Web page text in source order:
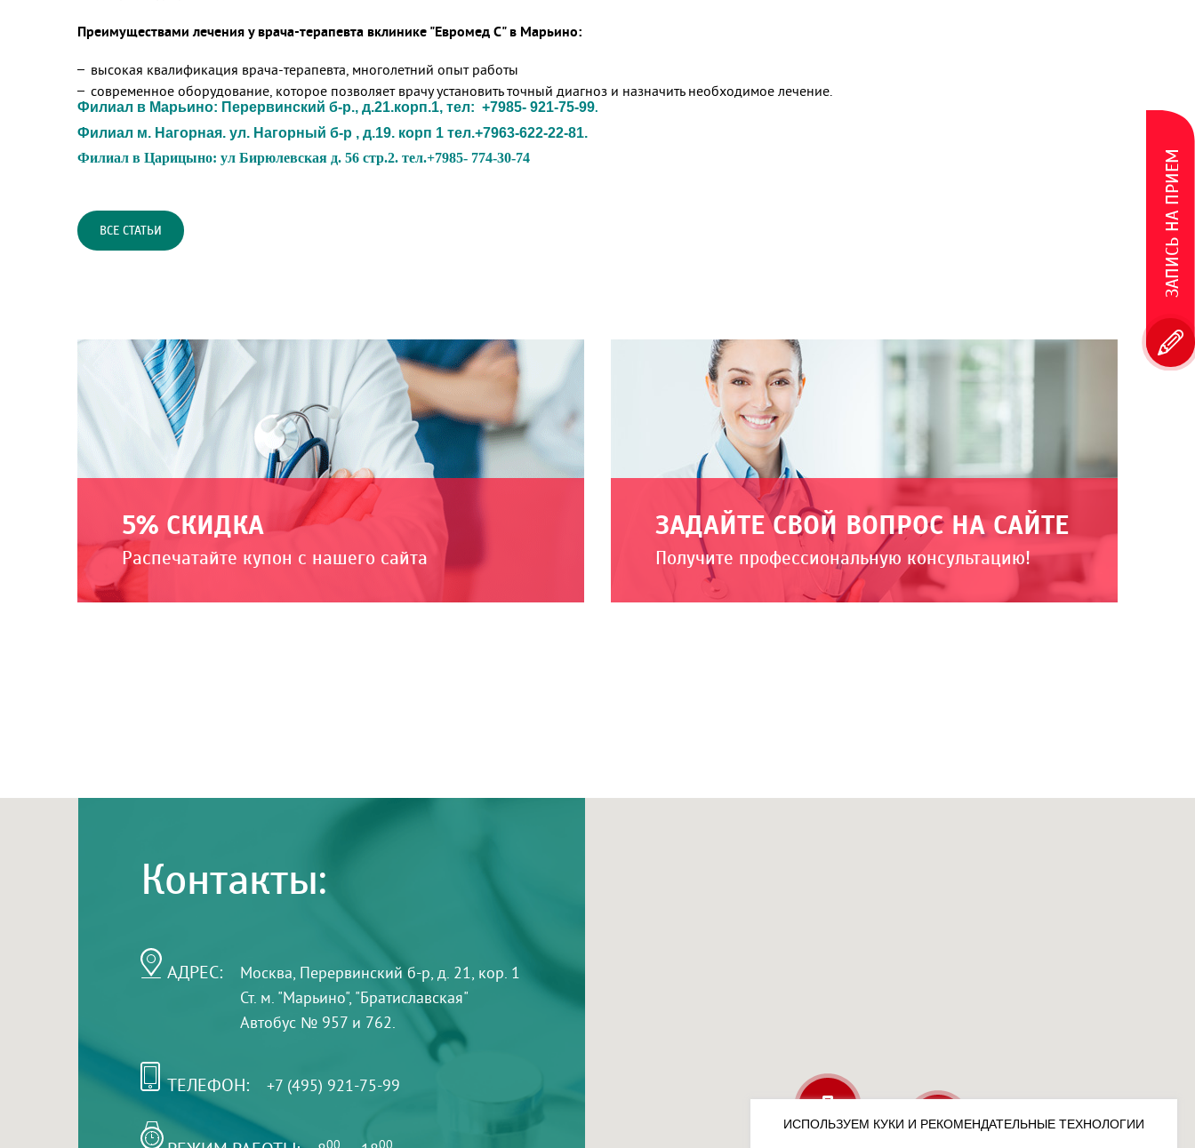
Преимуществами лечения у врача-терапевта вклинике "Евромед С" в Марьино:
высокая квалификация врача-терапевта, многолетний опыт работы
современное оборудование, которое позволяет врачу установить точный диагноз и назначить необходимое лечение.
Филиал в Марьино: Перервинский б-р., д.21.корп.1, тел: +7985- 921-75-99.
Филиал м. Нагорная. ул. Нагорный б-р , д.19. корп 1 тел.+7963-622-22-81.
Филиал в Царицыно: ул Бирюлевская д. 56 стр.2. тел.+7985- 774-30-74
ВСЕ СТАТЬИ
5% СКИДКА
Распечатайте купон с нашего сайта
ЗАДАЙТЕ СВОЙ ВОПРОС НА САЙТЕ
Получите профессиональную консультацию!
Контакты:
АДРЕС:
Москва, Перервинский б-р, д. 21, кор. 1
Ст. м. "Марьино", "Братиславская"
Автобус № 957 и 762.
ТЕЛЕФОН: +7 (495) 921-75-99
ИСПОЛЬЗУЕМ КУКИ И РЕКОМЕНДАТЕЛЬНЫЕ ТЕХНОЛОГИИ
ЗАПИСЬ НА ПРИЕМ